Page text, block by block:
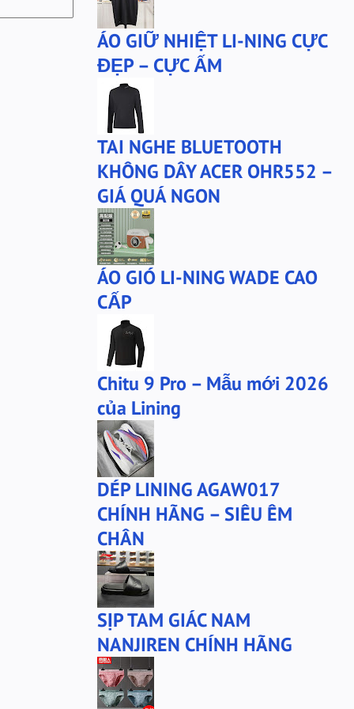
bộ xtep
mũ
mũ lining
phu-kien-sale
quần puma
sale
sale giày anta
san-sale
tai nghe
tai-nghe
túi đeo chéo
tất nanjiren
Áo khoác 361
áo anta
áo cartelo
áo khoác adidas
ÁO GIỮ NHIỆT LI-NING CỰC
ĐẸP – CỰC ẤM
TAI NGHE BLUETOOTH
KHÔNG DÂY ACER OHR552 –
GIÁ QUÁ NGON
ÁO GIÓ LI-NING WADE CAO
CẤP
Chitu 9 Pro – Mẫu mới 2026
của Lining
DÉP LINING AGAW017
CHÍNH HÃNG – SIÊU ÊM
CHÂN
SỊP TAM GIÁC NAM
NANJIREN CHÍNH HÃNG